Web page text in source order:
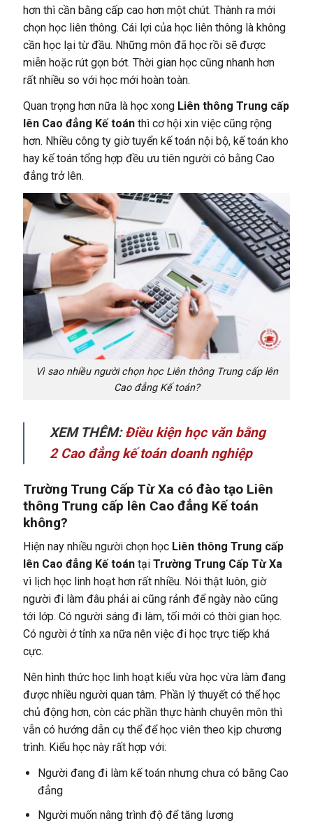
hơn thì cần bằng cấp cao hơn một chút. Thành ra mới
chọn học liên thông. Cái lợi của học liên thông là không
cần học lại từ đầu. Những môn đã học rồi sẽ được
miễn hoặc rút gọn bớt. Thời gian học cũng nhanh hơn
rất nhiều so với học mới hoàn toàn.
Quan trọng hơn nữa là học xongLiên thông Trung cấp
lên Cao đẳng Kế toánthì cơ hội xin việc cũng rộng
hơn. Nhiều công ty giờ tuyển kế toán nội bộ, kế toán kho
hay kế toán tổng hợp đều ưu tiên người có bằng Cao
đẳng trở lên.
Vì sao nhiều người chọn học Liên thông Trung cấp lên
Cao đẳng Kế toán?
XEM THÊM:Điều kiện học văn bằng
2 Cao đẳng kế toán doanh nghiệp
Trường Trung Cấp Từ Xa có đào tạo Liên
thông Trung cấp lên Cao đẳng Kế toán
không?
Hiện nay nhiều người chọn học Liên thông Trung cấp
lên Cao đẳng Kế toántại Trường Trung Cấp Từ Xa
vì lịch học linh hoạt hơn rất nhiều. Nói thật luôn, giờ
người đi làm đâu phải ai cũng rảnh để ngày nào cũng
tới lớp. Có người sáng đi làm, tối mới có thời gian học.
Có người ở tỉnh xa nữa nên việc đi học trực tiếp khá
cực.
Nên hình thức học linh hoạt kiểu vừa học vừa làm đang
được nhiều người quan tâm. Phần lý thuyết có thể học
chủ động hơn, còn các phần thực hành chuyên môn thì
vẫn có hướng dẫn cụ thể để học viên theo kịp chương
trình. Kiểu học này rất hợp với:
Người đang đi làm kế toán nhưng chưa có bằng Cao
đẳng
Người muốn nâng trình độ để tăng lương